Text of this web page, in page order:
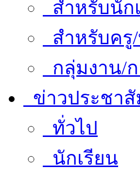
สำหรับนัก
สำหรับครู
กลุ่มงาน/
ข่าวประชา
ทั่วไป
นักเรียน